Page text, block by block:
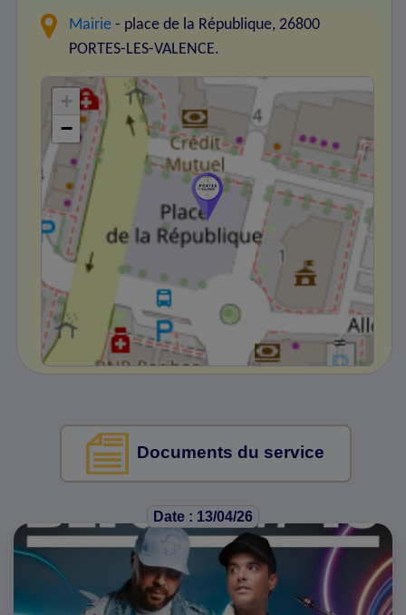
Mairie - place de la République, 26800
PORTES-LES-VALENCE.
+
−
Documents du service
Date : 13/04/26